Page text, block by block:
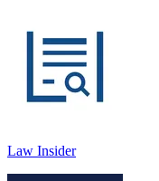
Law Insider